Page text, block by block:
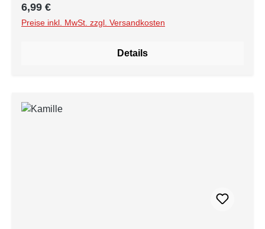
Regulärer Preis:
6,99 €
Preise inkl. MwSt. zzgl. Versandkosten
Details